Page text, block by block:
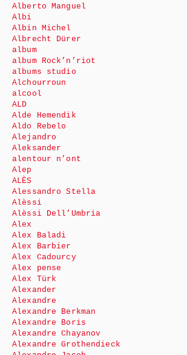
Alberto Manguel
Albi
Albin Michel
Albrecht Dürer
album
album Rock’n’riot
albums studio
Alchourroun
alcool
ALD
Alde Hemendik
Aldo Rebelo
Alejandro
Aleksander
alentour n’ont
Alep
ALÈS
Alessandro Stella
Alèssi
Alèssi Dell’Umbria
Alex
Alex Baladi
Alex Barbier
Alex Cadourcy
Alex pense
Alex Türk
Alexander
Alexandre
Alexandre Berkman
Alexandre Boris
Alexandre Chayanov
Alexandre Grothendieck